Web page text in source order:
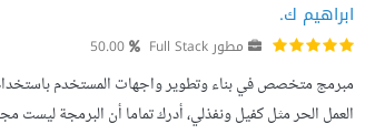
ابراهيم ك.
مطور Full Stack 50.00